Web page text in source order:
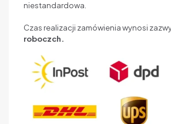
niestandardowa.
Czas realizacji zamówienia wynosi
roboczch.